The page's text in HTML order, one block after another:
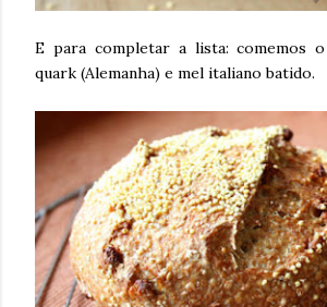
E para completar a lista: comemos
quark (Alemanha) e mel italiano batido.